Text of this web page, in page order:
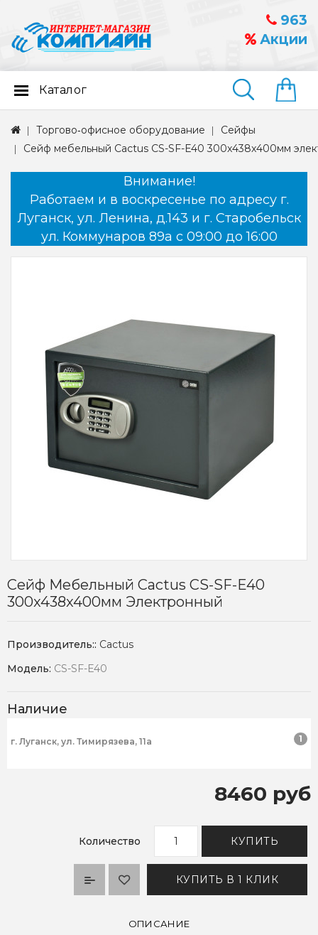
963
Акции
Найти
Каталог
Торгово‑офисное оборудование
Сейфы
Сейф мебельный Cactus CS-SF-E40 300x438x400мм
Внимание!
Работаем и в воскресенье по адресу г.
Луганск, ул. Ленина, д.143 и г. Старобельск
ул. Коммунаров 89а с 09:00 до 16:00
Сейф Мебельный Cactus CS-SF-E40
300x438x400мм Электронный
Производитель:: Cactus
Модель: CS-SF-E40
Наличие
г. Луганск, ул. Тимирязева, 11а 1
8460 руб
Количество КУПИТЬ
КУПИТЬ В 1 КЛИК
ОПИСАНИЕ